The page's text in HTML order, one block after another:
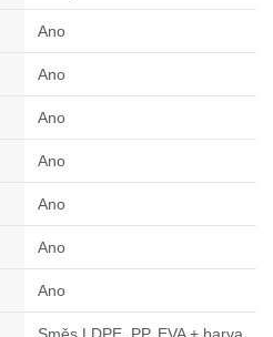
Ano
Ano
Ano
Ano
Ano
Ano
Ano
Směs LDPE, PP, EVA + barva